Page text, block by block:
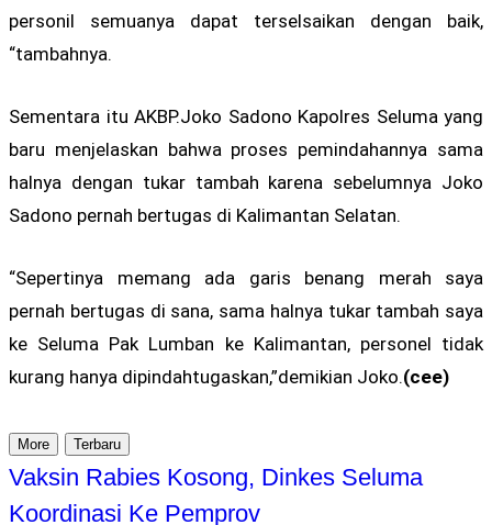
personil semuanya dapat terselsaikan dengan baik,
“tambahnya.
Sementara itu AKBP.Joko Sadono Kapolres Seluma yang
baru menjelaskan bahwa proses pemindahannya sama
halnya dengan tukar tambah karena sebelumnya Joko
Sadono pernah bertugas di Kalimantan Selatan.
“Sepertinya memang ada garis benang merah saya
pernah bertugas di sana, sama halnya tukar tambah saya
ke Seluma Pak Lumban ke Kalimantan, personel tidak
kurang hanya dipindahtugaskan,”demikian Joko.(cee)
More Terbaru
Vaksin Rabies Kosong, Dinkes Seluma
Koordinasi Ke Pemprov